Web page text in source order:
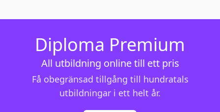
Diploma Premium
All utbildning online till ett pris
Få obegränsad tillgång till hundratals
utbildningar i ett helt år.